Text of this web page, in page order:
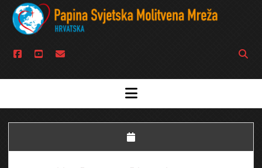
facebook
youtubeemail
Open
bar
open
menu